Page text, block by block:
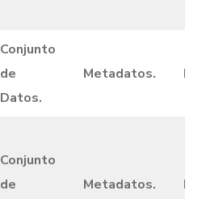
Conjunto
de
Datos.
Metadatos.
Conjunto
de
Metadatos.